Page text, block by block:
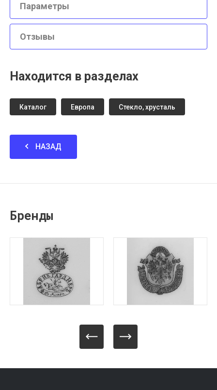
Параметры
Отзывы
Находится в разделах
Каталог Европа Стекло, хрусталь
НАЗАД
Бренды